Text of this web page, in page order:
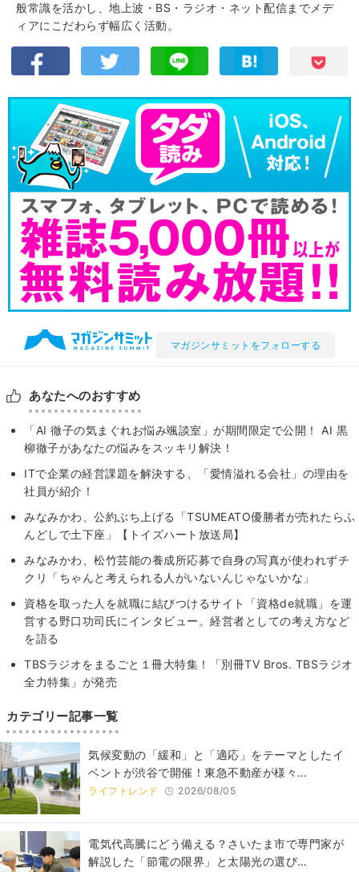
般常識を活かし、地上波・BS・ラジオ・ネット配信までメデ
ィアにこだわらず幅広く活動。
マガジンサミットをフォローする
あなたへのおすすめ
「AI 徹子の気まぐれお悩み颯談室」が期間限定で公開！ AI 黒
柳徹子があなたの悩みをスッキリ解決！
ITで企業の経営課題を解決する、「愛情溢れる会社」の理由を
社員が紹介！
みなみかわ、公約ぶち上げる「TSUMEATO優勝者が売れたらふ
んどしで土下座」【トイズハート放送局】
みなみかわ、松竹芸能の養成所応募で自身の写真が使われずチ
クリ「ちゃんと考えられる人がいないんじゃないかな」
資格を取った人を就職に結びつけるサイト「資格de就職」を運
営する野口功司氏にインタビュー。経営者としての考え方など
を語る
TBSラジオをまるごと１冊大特集！「別冊TV Bros. TBSラジオ
全力特集」が発売
カテゴリー記事一覧
気候変動の「緩和」と「適応」をテーマとしたイ
ベントが渋谷で開催！東急不動産が様々…
ライフトレンド 2026/08/05
電気代高騰にどう備える？さいたま市で専門家が
解説した「節電の限界」と太陽光の選び…